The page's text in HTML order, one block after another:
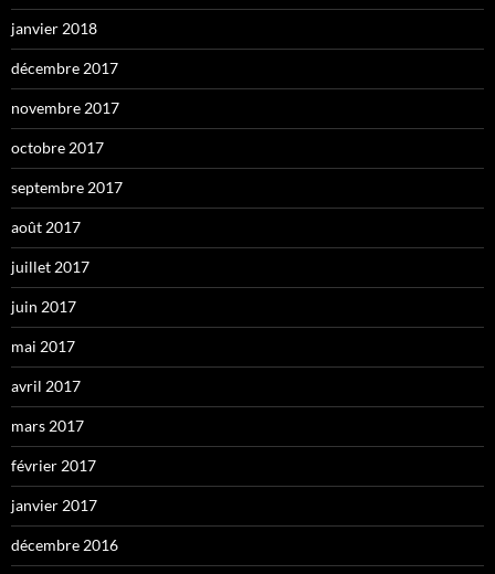
janvier 2018
décembre 2017
novembre 2017
octobre 2017
septembre 2017
août 2017
juillet 2017
juin 2017
mai 2017
avril 2017
mars 2017
février 2017
janvier 2017
décembre 2016